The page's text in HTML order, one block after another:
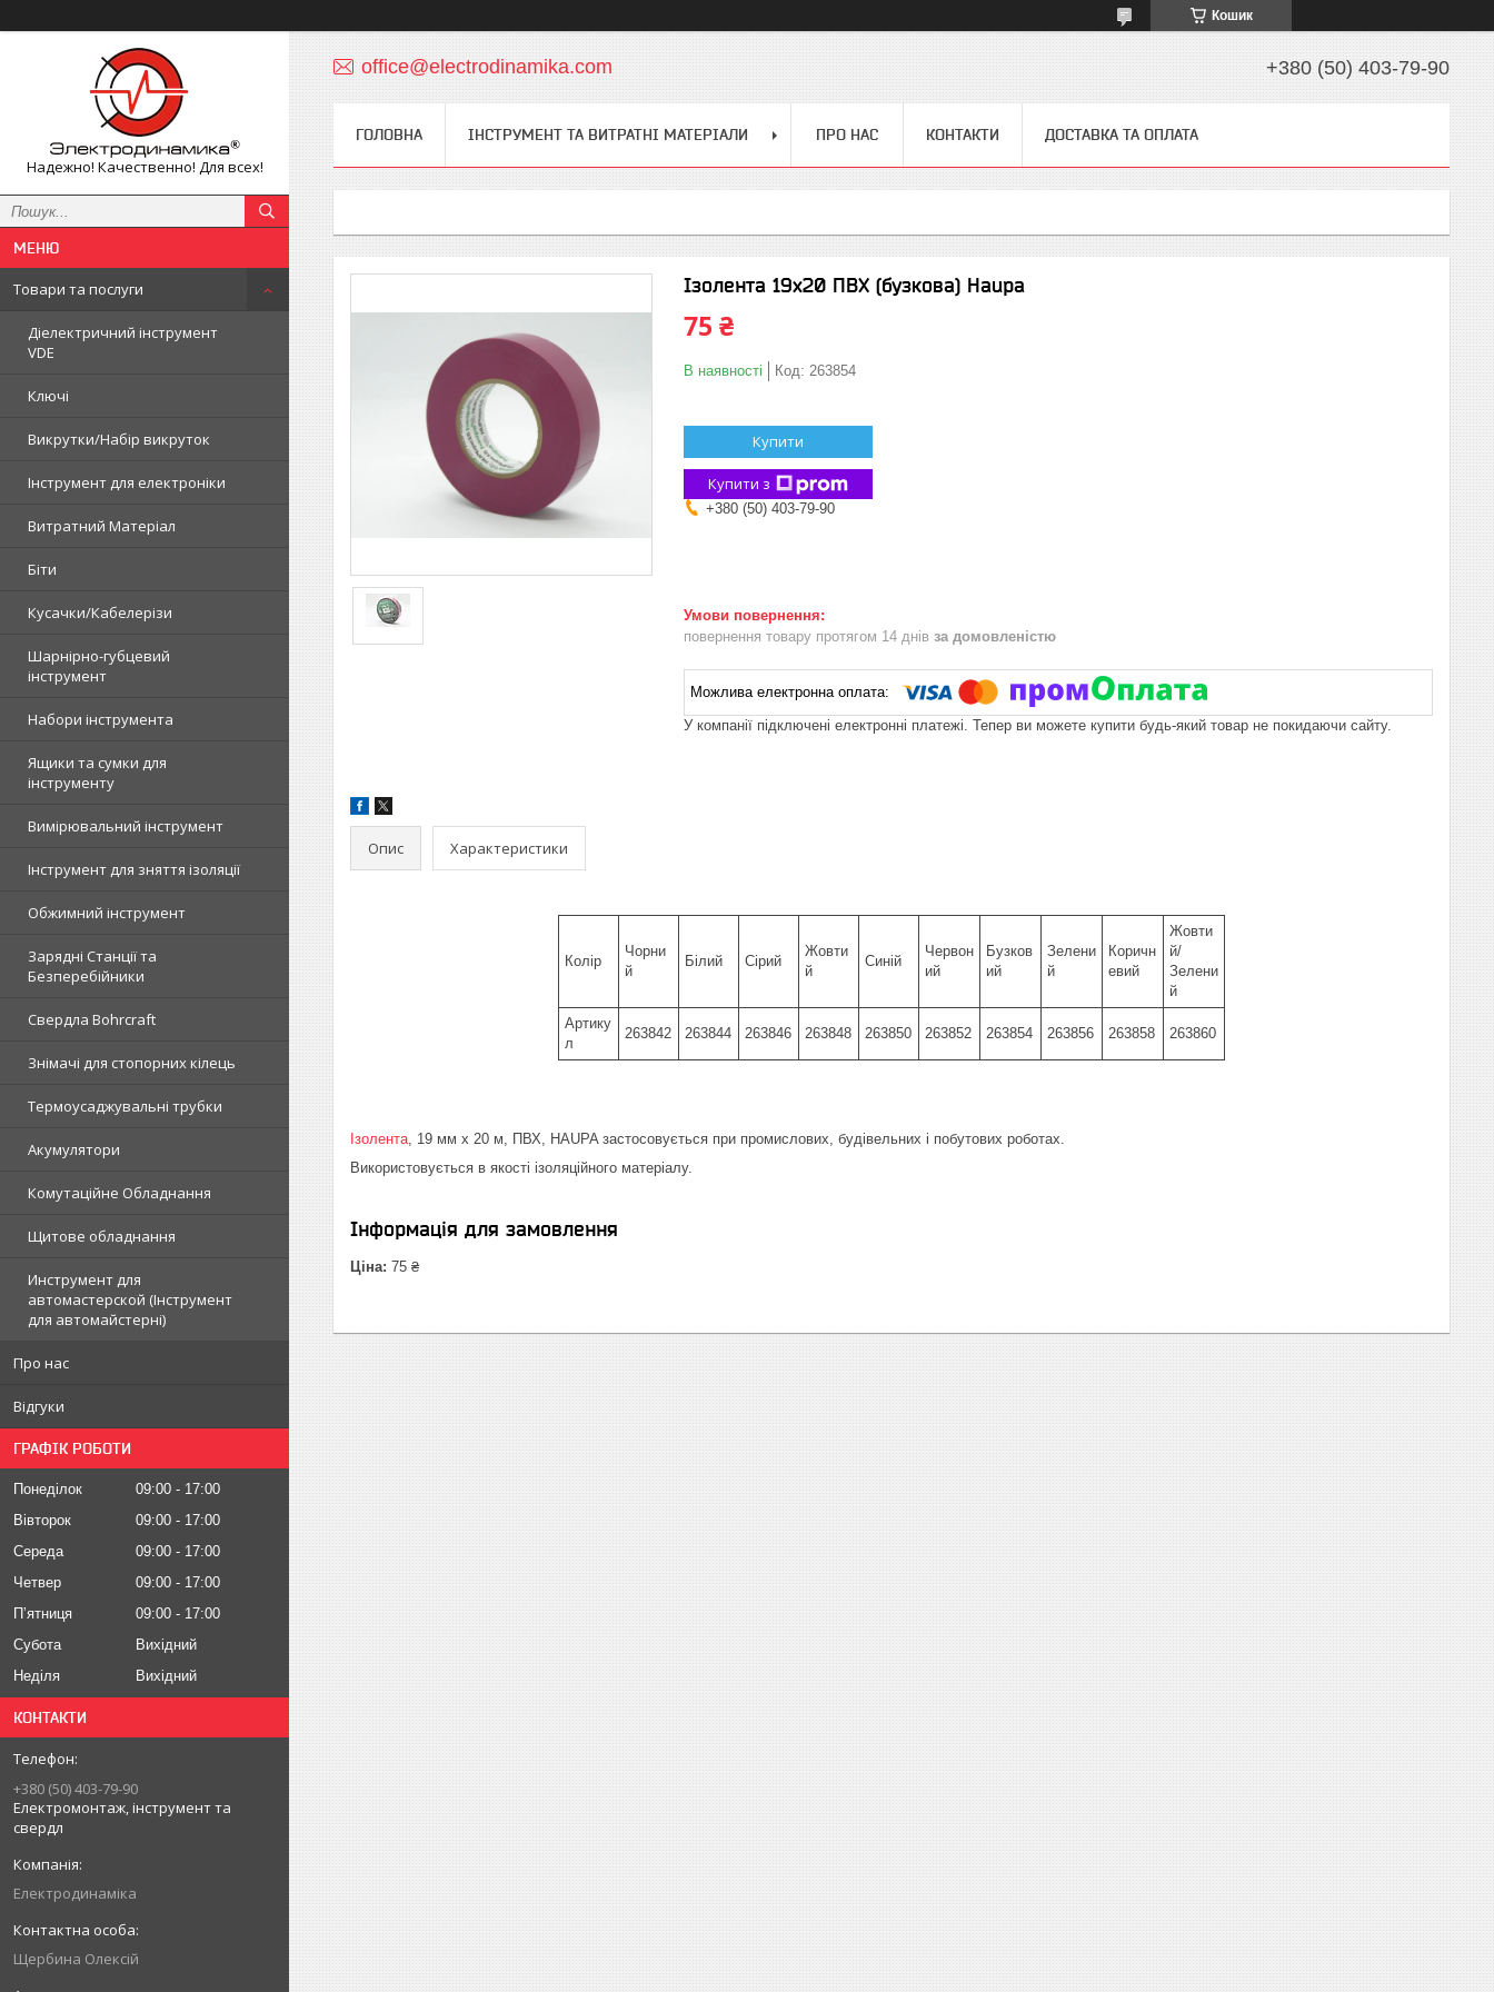
Кошик
Надежно! Качественно! Для всех!
Товари та послуги
Діелектричний інструмент
VDE
Ключі
Викрутки/Набір викруток
Інструмент для електроніки
Витратний Матеріал
Біти
Кусачки/Кабелерізи
Шарнірно-губцевий
інструмент
Набори інструмента
Ящики та сумки для
інструменту
Вимірювальний інструмент
Інструмент для зняття ізоляції
Обжимний інструмент
Зарядні Станції та
Безперебійники
Свердла Bohrcraft
Знімачі для стопорних кілець
Термоусаджувальні трубки
Акумулятори
Комутаційне Обладнання
Щитове обладнання
Инструмент для
автомастерской (Інструмент
для автомайстерні)
Про нас
Відгуки
ГРАФІК РОБОТИ
Понеділок 09:00
17:00
Вівторок
09:00
17:00
Середа
09:00
17:00
Четвер
09:00
17:00
Пʼятниця
09:00
17:00
Субота
Вихідний
Неділя
Вихідний
КОНТАКТИ
+380 (50) 403-79-90
Електромонтаж, інструмент та
свердл
Електродинаміка
Щербина Олексій
office@electrodinamika.com +380 (50) 403-79-90
ГОЛОВНА ІНСТРУМЕНТ ТА ВИТРАТНІ МАТЕРІАЛИ ПРО НАС КОНТАКТИ ДОСТАВКА ТА ОПЛАТА
Ізолента 19х20 ПВХ (бузкова) Haupa
75 ₴
В наявності Код: 263854
Купити
Купити з
+380 (50) 403-79-90
повернення товару протягом 14 днів за домовленістю
У компанії підключені електронні платежі. Тепер ви можете купити будь-який товар не покидаючи сайту.
Опис Характеристики
Колір
Чорни
й
Білий Сірий
Жовти
й
Синій
Червон
ий
Бузков
ий
Зелени
й
Коричн
евий
Жовти
й/
Зелени
й
Артику
л
263842 263844 263846 263848 263850 263852 263854 263856 263858 263860
Ізолента, 19 мм х 20 м, ПВХ, HAUPA застосовується при промислових, будівельних і побутових роботах.
Використовується в якості ізоляційного матеріалу.
Інформація для замовлення
Ціна: 75 ₴